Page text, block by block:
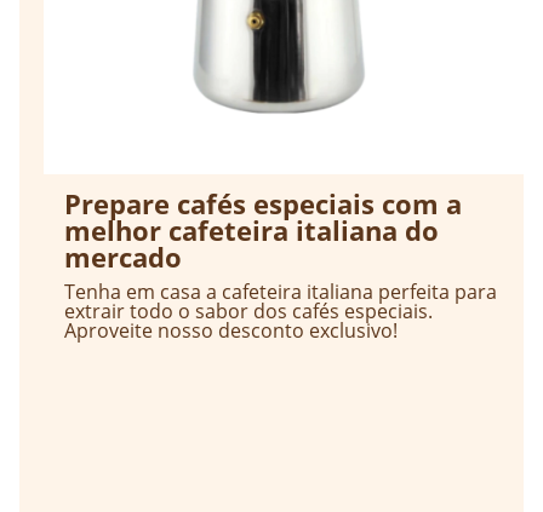
Prepare cafés especiais com a
melhor cafeteira italiana do
mercado
Tenha em casa a cafeteira italiana perfeita para
extrair todo o sabor dos cafés especiais.
Aproveite nosso desconto exclusivo!